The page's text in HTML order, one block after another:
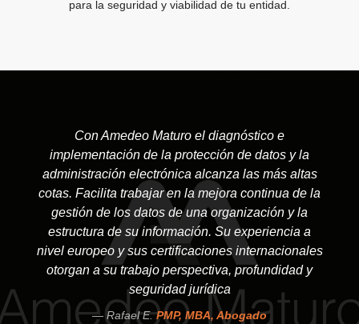
para la seguridad y viabilidad de tu entidad.
Con Amedeo Maturo el diagnóstico e
implementación de la protección de datos y la
administración electrónica alcanza las más altas
cotas. Facilita trabajar en la mejora continua de la
gestión de los datos de una organización y la
estructura de su información. Su experiencia a
nivel europeo y sus certificaciones internacionales
otorgan a su trabajo perspectiva, profundidad y
seguridad jurídica
Rafael E.PMP, MBA, Abogado